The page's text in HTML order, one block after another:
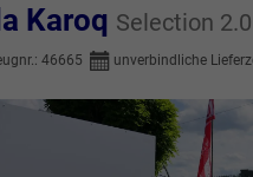
Karoq Selection
46665 unverbindliche